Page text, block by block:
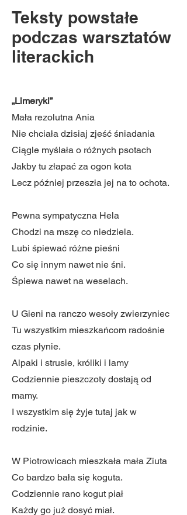
Teksty powstałe
podczas warsztatów
literackich
„Limeryki”
Mała rezolutna Ania
Nie chciała dzisiaj zjeść śniadania
Ciągle myślała o różnych psotach
Jakby tu złapać za ogon kota
Lecz później przeszła jej na to ochota.
Pewna sympatyczna Hela
Chodzi na mszę co niedziela.
Lubi śpiewać różne pieśni
Co się innym nawet nie śni.
Śpiewa nawet na weselach.
U Gieni na ranczo wesoły zwierzyniec
Tu wszystkim mieszkańcom radośnie
czas płynie.
Alpaki i strusie, króliki i lamy
Codziennie pieszczoty dostają od
mamy.
I wszystkim się żyje tutaj jak w
rodzinie.
W Piotrowicach mieszkała mała Ziuta
Co bardzo bała się koguta.
Codziennie rano kogut piał
Każdy go już dosyć miał.